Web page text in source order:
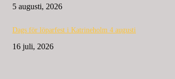
5 augusti, 2026
Dags för löparfest i Katrineholm 4 augusti
16 juli, 2026